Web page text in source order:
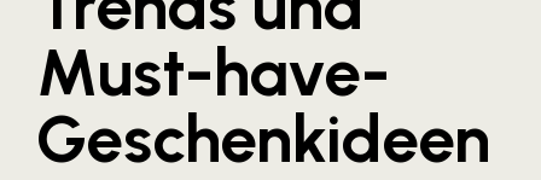
Artweger
AustroCel Hallein
Blaguss
Must-have-
Geschenkideen